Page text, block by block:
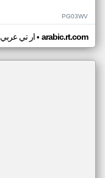
PG03WV
ار تي عربي• arabic.rt.com